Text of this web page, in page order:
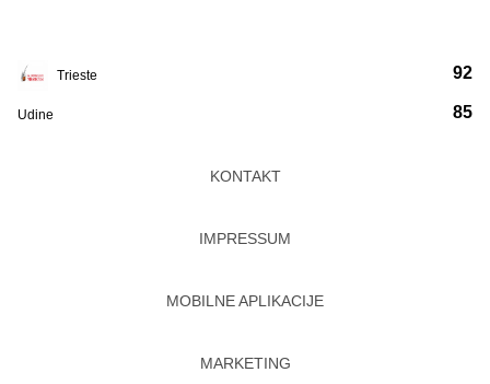
Trieste
Udine
92
85
KONTAKT
IMPRESSUM
MOBILNE APLIKACIJE
MARKETING